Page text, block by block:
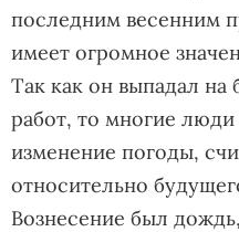
последним весенним
имеет огромное
Так как он выпадал
работ, то многие
изменение погоды,
относительно
Вознесение был